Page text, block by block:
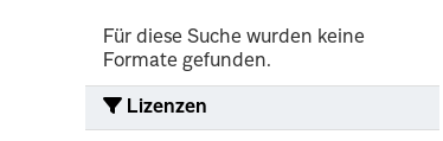
Für diese Suche wurden keine
Formate gefunden.
Lizenzen